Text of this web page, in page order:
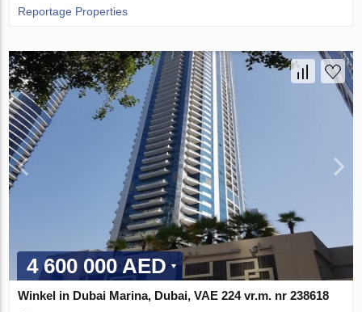
Reportage Properties
4 600 000 AED
Winkel in Dubai Marina, Dubai, VAE 224 vr.m. nr 238618